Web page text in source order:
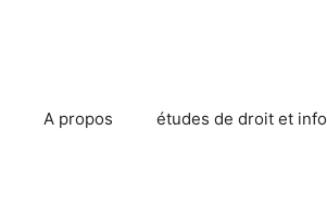
A propos études de droit et